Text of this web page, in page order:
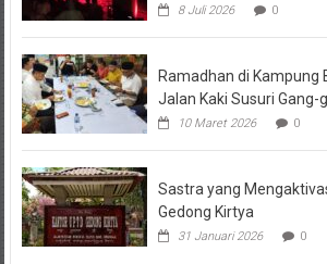
8 Juli 2026 0
Ramadhan di Kampung
Jalan Kaki Susuri Gang-
10 Maret 2026 0
Sastra yang
Gedong Kirtya
31 Januari 2026 0